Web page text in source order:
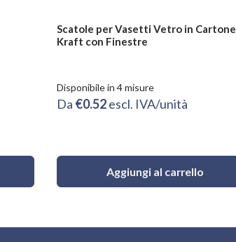
Scatole per Vasetti Vetro in Cartone
Kraft con Finestre
Disponibile in 4 misure
Da €0.52escl. IVA/unità
Aggiungi al carrello